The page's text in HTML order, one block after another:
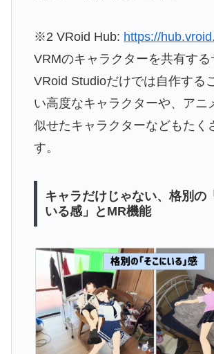
※2 VRoid Hub: https://
VRMのキャラクターを共有する
VRoid Studioだけでは自作する
い高度なキャラクターや、アニ
似せたキャラクターなどもたく
す。
キャラだけじゃない、格別の
いる感」とMR機能